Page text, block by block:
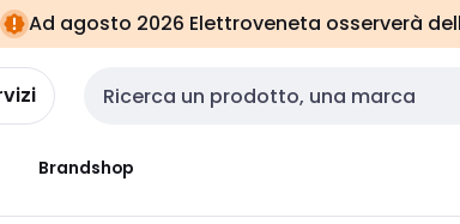
Ad agosto 2026 Elettroveneta osserverà
Cerca input
Brandshop